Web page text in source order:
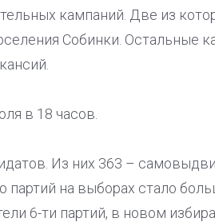
кампаний. Две из
Собинки. Остальные
в 18 часов.
Из них 363 –
партий на выборах стало
6-ти партий, в новом